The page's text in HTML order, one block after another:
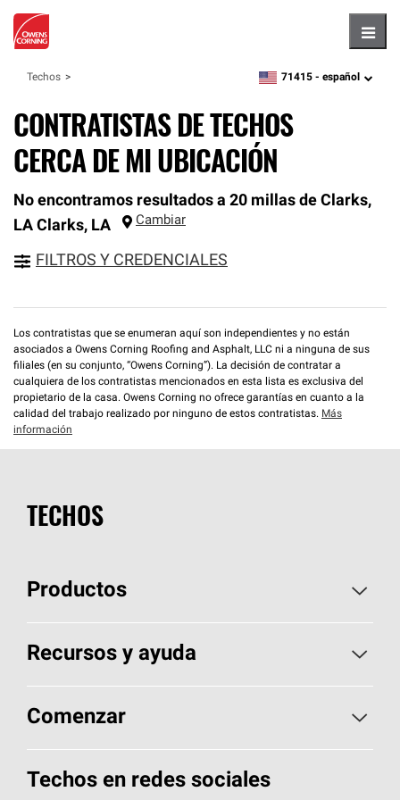
Techos zipcode,language
71415 - español
CONTRATISTAS DE TECHOS
CERCA DE MI UBICACIÓN
No encontramos resultados a 20 millas de Clarks,
LA Clarks, LA Cambiar
FILTROS Y CREDENCIALES
Los contratistas que se enumeran aquí son independientes y no están
asociados a Owens Corning Roofing and Asphalt, LLC ni a ninguna de sus
filiales (en su conjunto, “Owens Corning”). La decisión de contratar a
cualquiera de los contratistas mencionados en esta lista es exclusiva del
propietario de la casa. Owens Corning no ofrece garantías en cuanto a la
calidad del trabajo realizado por ninguno de estos contratistas. Más
información
TECHOS
Productos
Elija sus tejas
Encuentre un contratista
Componentes para techos
Recursos y ayuda
Aspectos básicos sobre techos
Herramientas de diseño y color
Comenzar
Llame al 1-800-GET-PINK®
Techos en redes sociales